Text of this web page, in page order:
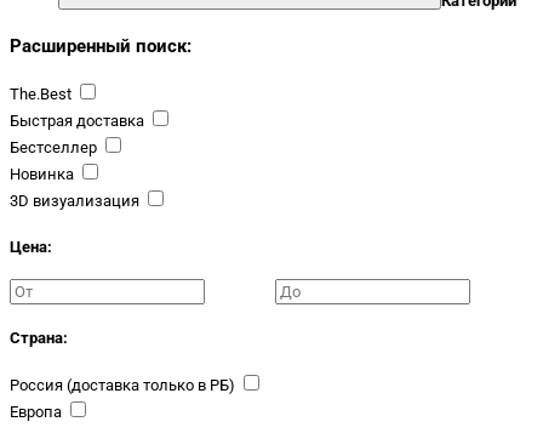
Расширенный поиск:
The.Best
Быстрая доставка
Бестселлер
Новинка
3D визуализация
Цена:
Страна:
Россия (доставка только в РБ)
Европа